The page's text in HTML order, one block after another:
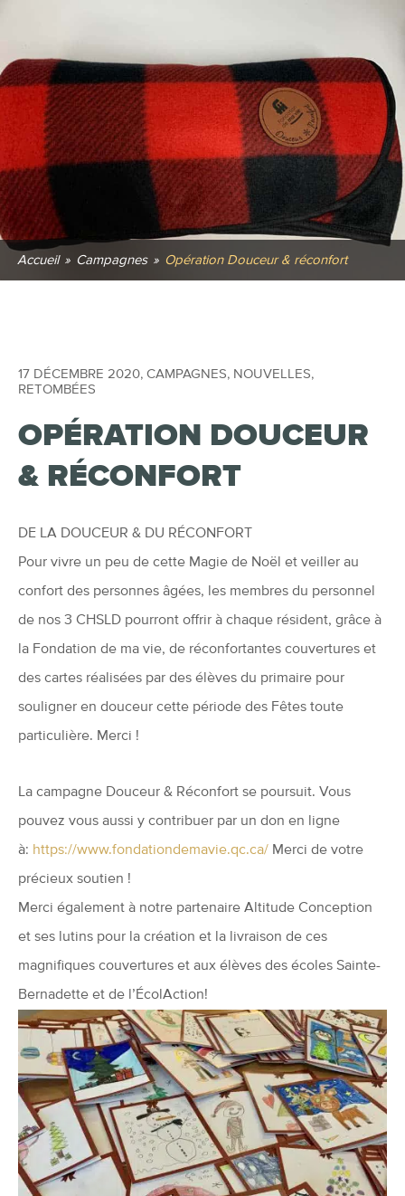
Accueil » Campagnes » Opération Douceur & réconfort
17 DÉCEMBRE 2020, CAMPAGNES, NOUVELLES,
RETOMBÉES
OPÉRATION DOUCEUR
& RÉCONFORT
DE LA DOUCEUR & DU RÉCONFORT
Pour vivre un peu de cette Magie de Noël et veiller au
confort des personnes âgées, les membres du personnel
de nos 3 CHSLD pourront offrir à chaque résident, grâce à
la Fondation de ma vie, de réconfortantes couvertures et
des cartes réalisées par des élèves du primaire pour
souligner en douceur cette période des Fêtes toute
particulière. Merci !
La campagne Douceur & Réconfort se poursuit. Vous
pouvez vous aussi y contribuer par un don en ligne
à: https://www.fondationdemavie.qc.ca/ Merci de votre
précieux soutien !
Merci également à notre partenaire Altitude Conception
et ses lutins pour la création et la livraison de ces
magnifiques couvertures et aux élèves des écoles Sainte-
Bernadette et de l’ÉcolAction!